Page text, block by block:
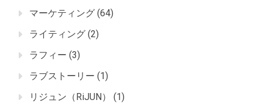
マーケティング (64)
ライティング (2)
ラフィー (3)
ラブストーリー (1)
リジュン（RiJUN）
(1)